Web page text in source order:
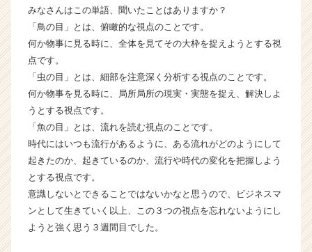
みなさんはこの単語、聞いたことはありますか？
「鳥の目」とは、俯瞰的な視点のことです。
何か物事に見る時に、全体を見てその大枠を捉えようとする視
点です。
「虫の目」とは、細部を注意深く分析する視点のことです。
何か物事を見る時に、局所局所の現実・実態を捉え、解決しよ
うとする視点です。
「魚の目」とは、流れを読む視点のことです。
時代にはいつも流行があるように、ある流れがどのようにして
起きたのか、起きているのか、流行や時代の変化を把握しよう
とする視点です。
意識しないとできることではないかなと思うので、ビジネスマ
ンとして生きていく以上、この３つの視点を忘れないようにし
ようと強く思う３週間目でした。